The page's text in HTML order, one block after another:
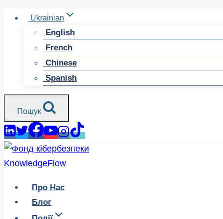
ПерейтиUkrainian
English
French
Chinese
Spanish
Пошук
Про Нас
Блог